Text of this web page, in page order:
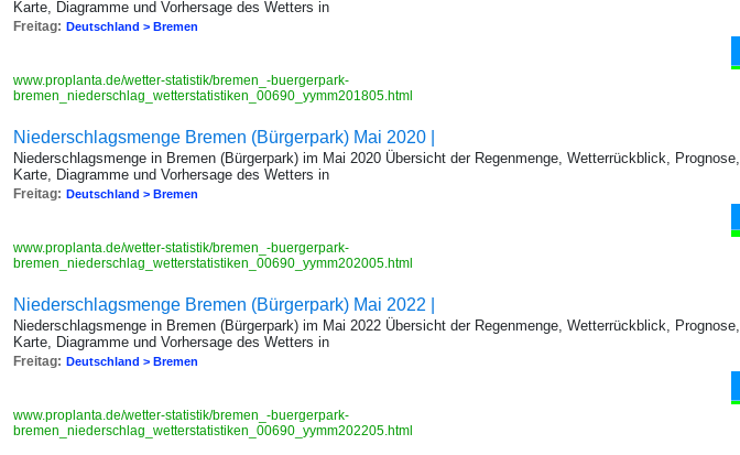
Karte, Diagramme und Vorhersage des Wetters in
Freitag: Deutschland > Bremen
www.proplanta.de/wetter-statistik/bremen_-buergerpark-
bremen_niederschlag_wetterstatistiken_00690_yymm201805.html
Niederschlagsmenge Bremen (Bürgerpark) Mai 2020 |
Niederschlagsmenge in Bremen (Bürgerpark) im Mai 2020 Übersicht der Regenmenge, Wetterrückblick, Prognose,
Karte, Diagramme und Vorhersage des Wetters in
Freitag: Deutschland > Bremen
www.proplanta.de/wetter-statistik/bremen_-buergerpark-
bremen_niederschlag_wetterstatistiken_00690_yymm202005.html
Niederschlagsmenge Bremen (Bürgerpark) Mai 2022 |
Niederschlagsmenge in Bremen (Bürgerpark) im Mai 2022 Übersicht der Regenmenge, Wetterrückblick, Prognose,
Karte, Diagramme und Vorhersage des Wetters in
Freitag: Deutschland > Bremen
www.proplanta.de/wetter-statistik/bremen_-buergerpark-
bremen_niederschlag_wetterstatistiken_00690_yymm202205.html